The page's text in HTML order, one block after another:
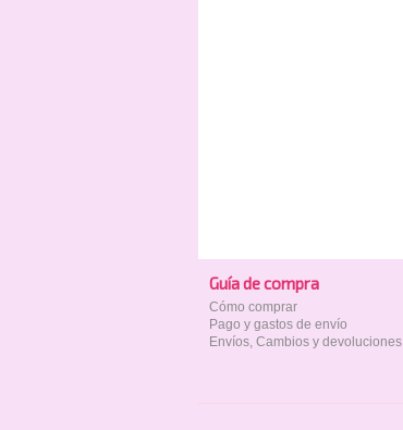
Guía de compra
Cómo comprar
Pago y gastos de envío
Envíos, Cambios y devoluciones